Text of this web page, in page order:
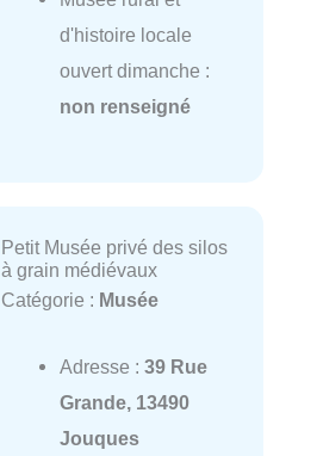
d'histoire locale
ouvert dimanche :
non renseigné
Petit Musée privé des silos
à grain médiévaux
Catégorie : Musée
Adresse : 39 Rue
Grande, 13490
Jouques